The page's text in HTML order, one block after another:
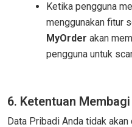
Ketika pengguna
menggunakan fitur
MyOrder akan
pengguna untuk
6. Ketentuan
Data Pribadi Anda tidak